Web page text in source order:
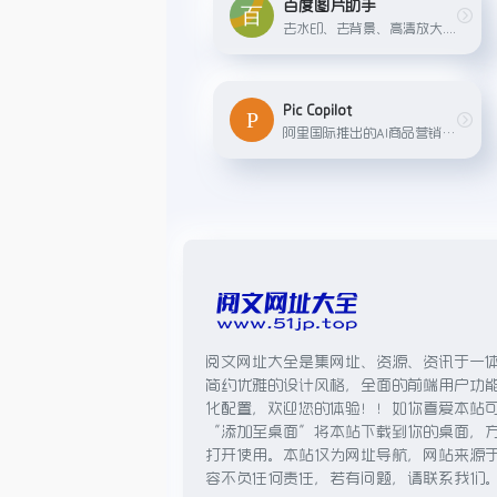
百度图片助手
去水印、去背景、高清放大....
Pic Copilot
阿里国际推出的AI商品营销图生成工具
阅文网址大全是集网址、资源、资讯于一
简约优雅的设计风格，全面的前端用户功
化配置，欢迎您的体验！！如你喜爱本站
“添加至桌面”将本站下载到你的桌面，
打开使用。本站仅为网址导航，网站来源
容不负任何责任，若有问题，请联系我们